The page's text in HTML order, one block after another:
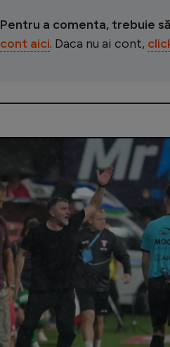
Pentru a comenta, trebuie
cont aici. Daca nu ai cont,